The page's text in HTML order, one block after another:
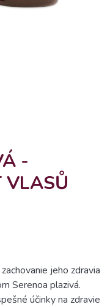
-
VLASŮ
jeho zdravia
Serenoa plazivá.
účinky na zdravie